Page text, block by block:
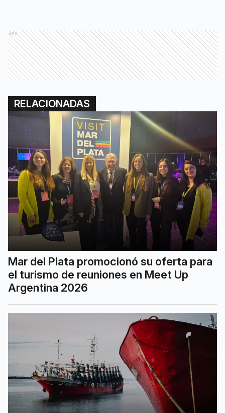
Ads
RELACIONADAS
Mar del Plata promocionó su oferta para
el turismo de reuniones en Meet Up
Argentina 2026